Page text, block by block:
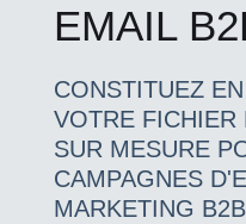
EMAIL
CONSTITUEZ
VOTRE FICHIER
SUR MESURE
CAMPAGNES
MARKETING